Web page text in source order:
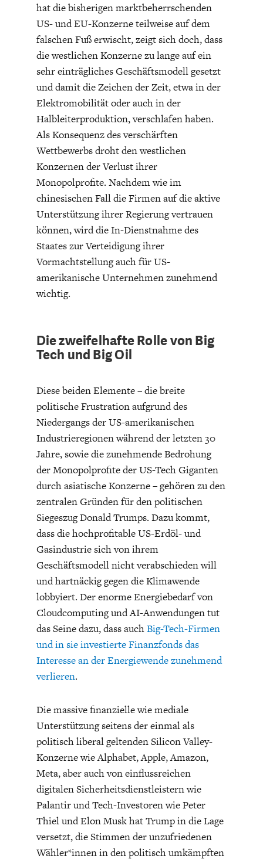
hat die bisherigen marktbeherrschenden
US- und EU-Konzerne teilweise auf dem
falschen Fuß erwischt, zeigt sich doch, dass
die westlichen Konzerne zu lange auf ein
sehr einträgliches Geschäftsmodell gesetzt
und damit die Zeichen der Zeit, etwa in der
Elektromobilität oder auch in der
Halbleiterproduktion, verschlafen haben.
Als Konsequenz des verschärften
Wettbewerbs droht den westlichen
Konzernen der Verlust ihrer
Monopolprofite. Nachdem wie im
chinesischen Fall die Firmen auf die aktive
Unterstützung ihrer Regierung vertrauen
können, wird die In-Dienstnahme des
Staates zur Verteidigung ihrer
Vormachtstellung auch für US-
amerikanische Unternehmen zunehmend
wichtig.
Die zweifelhafte Rolle von Big
Tech und Big Oil
Diese beiden Elemente – die breite
politische Frustration aufgrund des
Niedergangs der US-amerikanischen
Industrieregionen während der letzten 30
Jahre, sowie die zunehmende Bedrohung
der Monopolprofite der US-Tech Giganten
durch asiatische Konzerne – gehören zu den
zentralen Gründen für den politischen
Siegeszug Donald Trumps. Dazu kommt,
dass die hochprofitable US-Erdöl- und
Gasindustrie sich von ihrem
Geschäftsmodell nicht verabschieden will
und hartnäckig gegen die Klimawende
lobbyiert. Der enorme Energiebedarf von
Cloudcomputing und AI-Anwendungen tut
das Seine dazu, dass auchBig-Tech-Firmen
und in sie investierte Finanzfonds das
Interesse an der Energiewende zunehmend
verlieren.
Die massive finanzielle wie mediale
Unterstützung seitens der einmal als
politisch liberal geltenden Silicon Valley-
Konzerne wie Alphabet, Apple, Amazon,
Meta, aber auch von einflussreichen
digitalen Sicherheitsdienstleistern wie
Palantir und Tech-Investoren wie Peter
Thiel und Elon Musk hat Trump in die Lage
versetzt, die Stimmen der unzufriedenen
Wähler*innen in den politisch umkämpften